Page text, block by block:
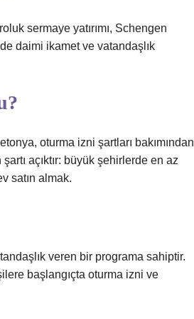
sermaye yatırımı, Schengen
daimi ikamet ve vatandaşlık
oturma izni şartları bakımından
açıktır: büyük şehirlerde en az
satın almak.
veren bir programa sahiptir.
başlangıçta oturma izni ve